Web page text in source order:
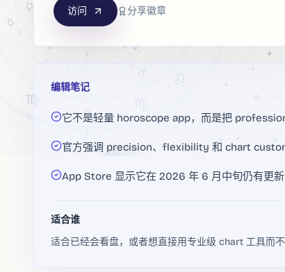
访问 分享徽章
编辑笔记
它不是轻量 horoscope app，而是把
官方强调 precision、flexibility 和 chart
App Store 显示它在 2026 年 6 月中旬仍有更新
适合谁
适合已经会看盘，或者想直接用专业级 chart 工具而不